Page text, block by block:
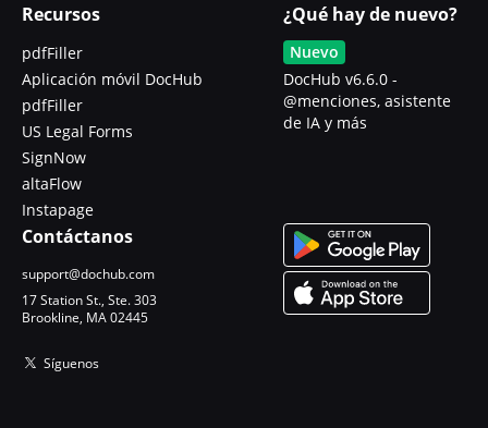
Recursos
pdfFiller
Aplicación móvil DocHub
pdfFiller
US Legal Forms
SignNow
altaFlow
Instapage
¿Qué hay de nuevo?
Nuevo
DocHub v6.6.0 -
@menciones, asistente
de IA y más
Contáctanos
support@dochub.com
17 Station St., Ste. 303
Brookline, MA 02445
Síguenos